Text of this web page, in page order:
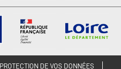
PROTECTION DE VOS DONNÉES